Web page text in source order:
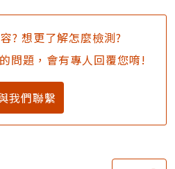
? 想更了解怎麼檢測?
問題，會有專人回覆您唷!
我們聯繫